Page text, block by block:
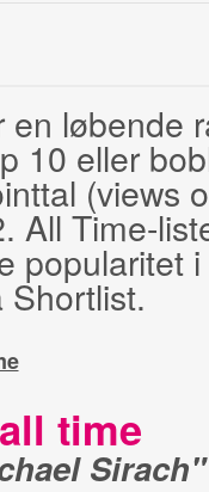
løbende
10 eller
(views
All Time-
popularitet
all time
Sirach"